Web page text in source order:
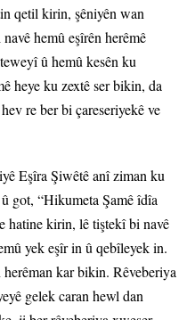
qetil kirin, şêniyên wan
hemû eşîrên herêmê
û hemû kesên ku
heye ku zextê ser bikin, da
re ber bi çareseriyekê ve
Eşîra Şiwêtê anî ziman ku
got, “Hikumeta Şamê îdîa
hatine kirin, lê tiştekî bi navê
yek eşîr in û qebîleyek in.
kar bikin. Rêveberiya
gelek caran hewl dan